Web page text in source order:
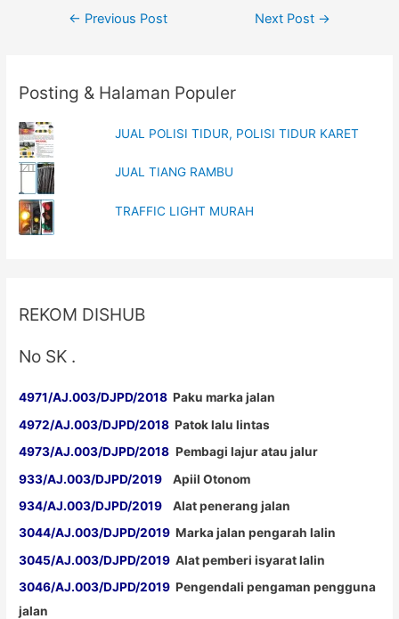
w
Post
← Previous Post Next Post →
Posting & Halaman Populer
JUAL POLISI TIDUR, POLISI TIDUR KARET
JUAL TIANG RAMBU
TRAFFIC LIGHT MURAH
REKOM DISHUB
No SK .
4971/AJ.003/DJPD/2018 Paku marka jalan
4972/AJ.003/DJPD/2018 Patok lalu lintas
4973/AJ.003/DJPD/2018 Pembagi lajur atau jalur
933/AJ.003/DJPD/2019 Apiil Otonom
934/AJ.003/DJPD/2019 Alat penerang jalan
3044/AJ.003/DJPD/2019 Marka jalan pengarah lalin
3045/AJ.003/DJPD/2019 Alat pemberi isyarat lalin
3046/AJ.003/DJPD/2019 Pengendali pengaman pengguna
jalan